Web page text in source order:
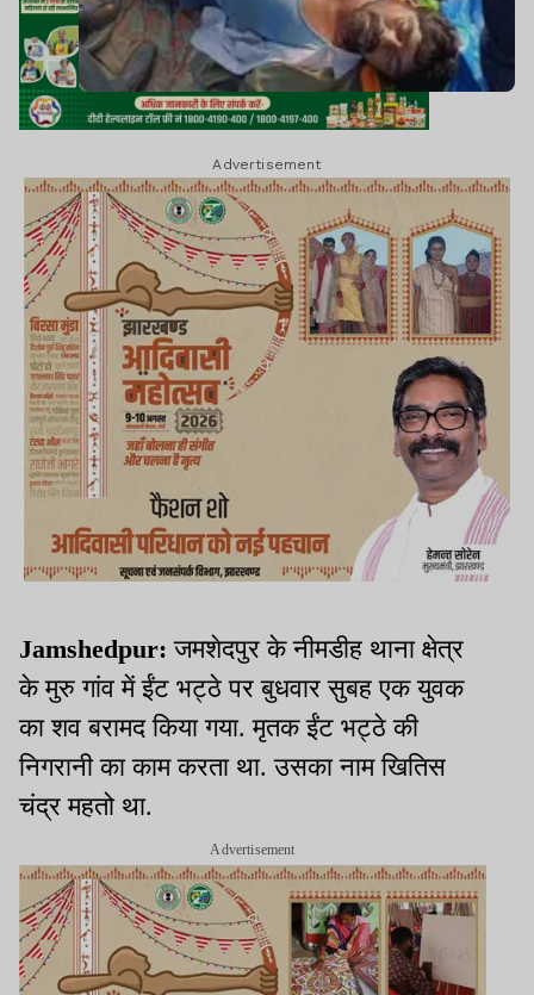
Advertisement
Jamshedpur:जमशेदपुर के नीमडीह थाना क्षेत्र
के मुरु गांव में ईंट भट्ठे पर बुधवार सुबह एक युवक
का शव बरामद किया गया. मृतक ईंट भट्ठे की
निगरानी का काम करता था. उसका नाम खितिस
चंद्र महतो था.
Advertisement